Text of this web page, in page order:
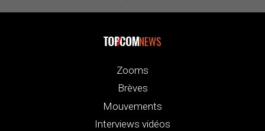
NEWS
Zooms
Brèves
Mouvements
Interviews vidéos